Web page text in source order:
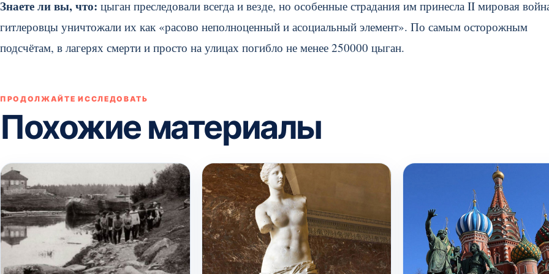
Знаете ли вы, что: цыган преследовали всегда и везде, но особенные страдания им принесла II мировая
гитлеровцы уничтожали их как «расово неполноценный и асоциальный элемент». По самым осторожным
подсчётам, в лагерях смерти и просто на улицах погибло не менее 250000 цыган.
ПРОДОЛЖАЙТЕ ИССЛЕДОВАТЬ
Похожие материалы